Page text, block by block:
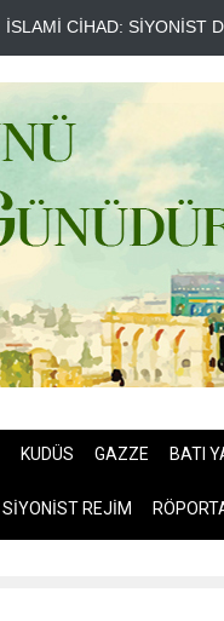
NAİM KASIM: İRAN
KUDÜS GAZZE BATI
SİYONİST REJİM